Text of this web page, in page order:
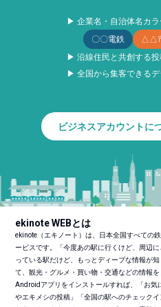
▶ 企業名・自治体名カ
〇〇電鉄
△△
▶ 沿線住民と共創する
▶ 全国から集客できる
ビジネスアカウントに
ekinote WEBとは
ekinote（エキノート）は、日本全国すべての
ービスです。「今度あの駅に行くけど、周辺
っている駅だけど、もっとディープな情報が
て、観光・グルメ・買い物・交通などの情報
Androidアプリをインストールすれば、「お気
やエキメシの投稿」「全国の駅へのチェック